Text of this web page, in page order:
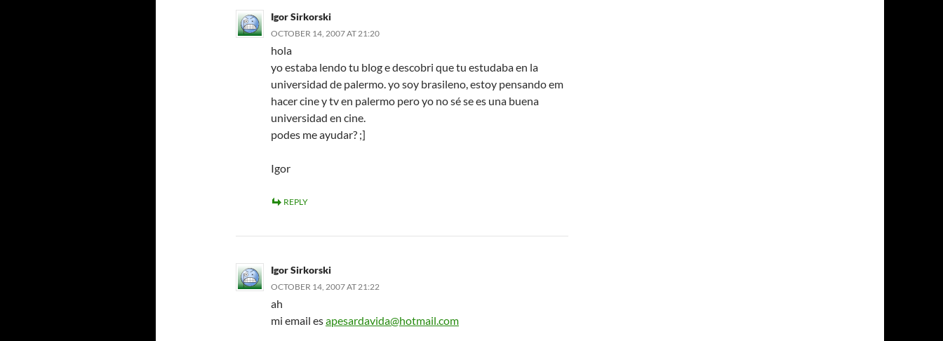
Igor Sirkorski
OCTOBER 14, 2007 AT 21:20
hola
yo estaba lendo tu blog e descobri que tu estudaba en la
universidad de palermo. yo soy brasileno, estoy pensando em
hacer cine y tv en palermo pero yo no sé se es una buena
universidad en cine.
podes me ayudar? ;]
Igor
REPLY
Igor Sirkorski
OCTOBER 14, 2007 AT 21:22
ah
mi email esapesardavida@hotmail.com